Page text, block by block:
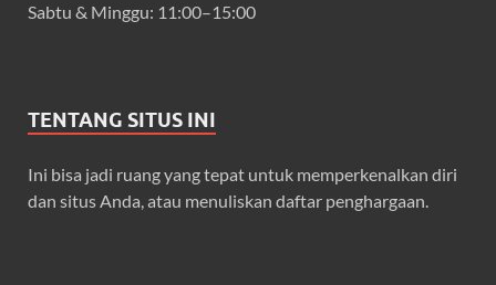
Sabtu & Minggu: 11:00–15:00
TENTANG SITUS INI
Ini bisa jadi ruang yang tepat untuk memperkenalkan diri
dan situs Anda, atau menuliskan daftar penghargaan.